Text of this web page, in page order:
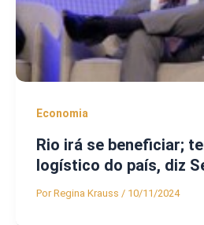
Economia
Rio irá se beneficiar;
logístico do país, diz
PorRegina Krauss / 10/11/2024